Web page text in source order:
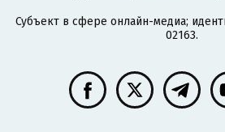
Субъект в сфере онлайн-медиа;
02163.